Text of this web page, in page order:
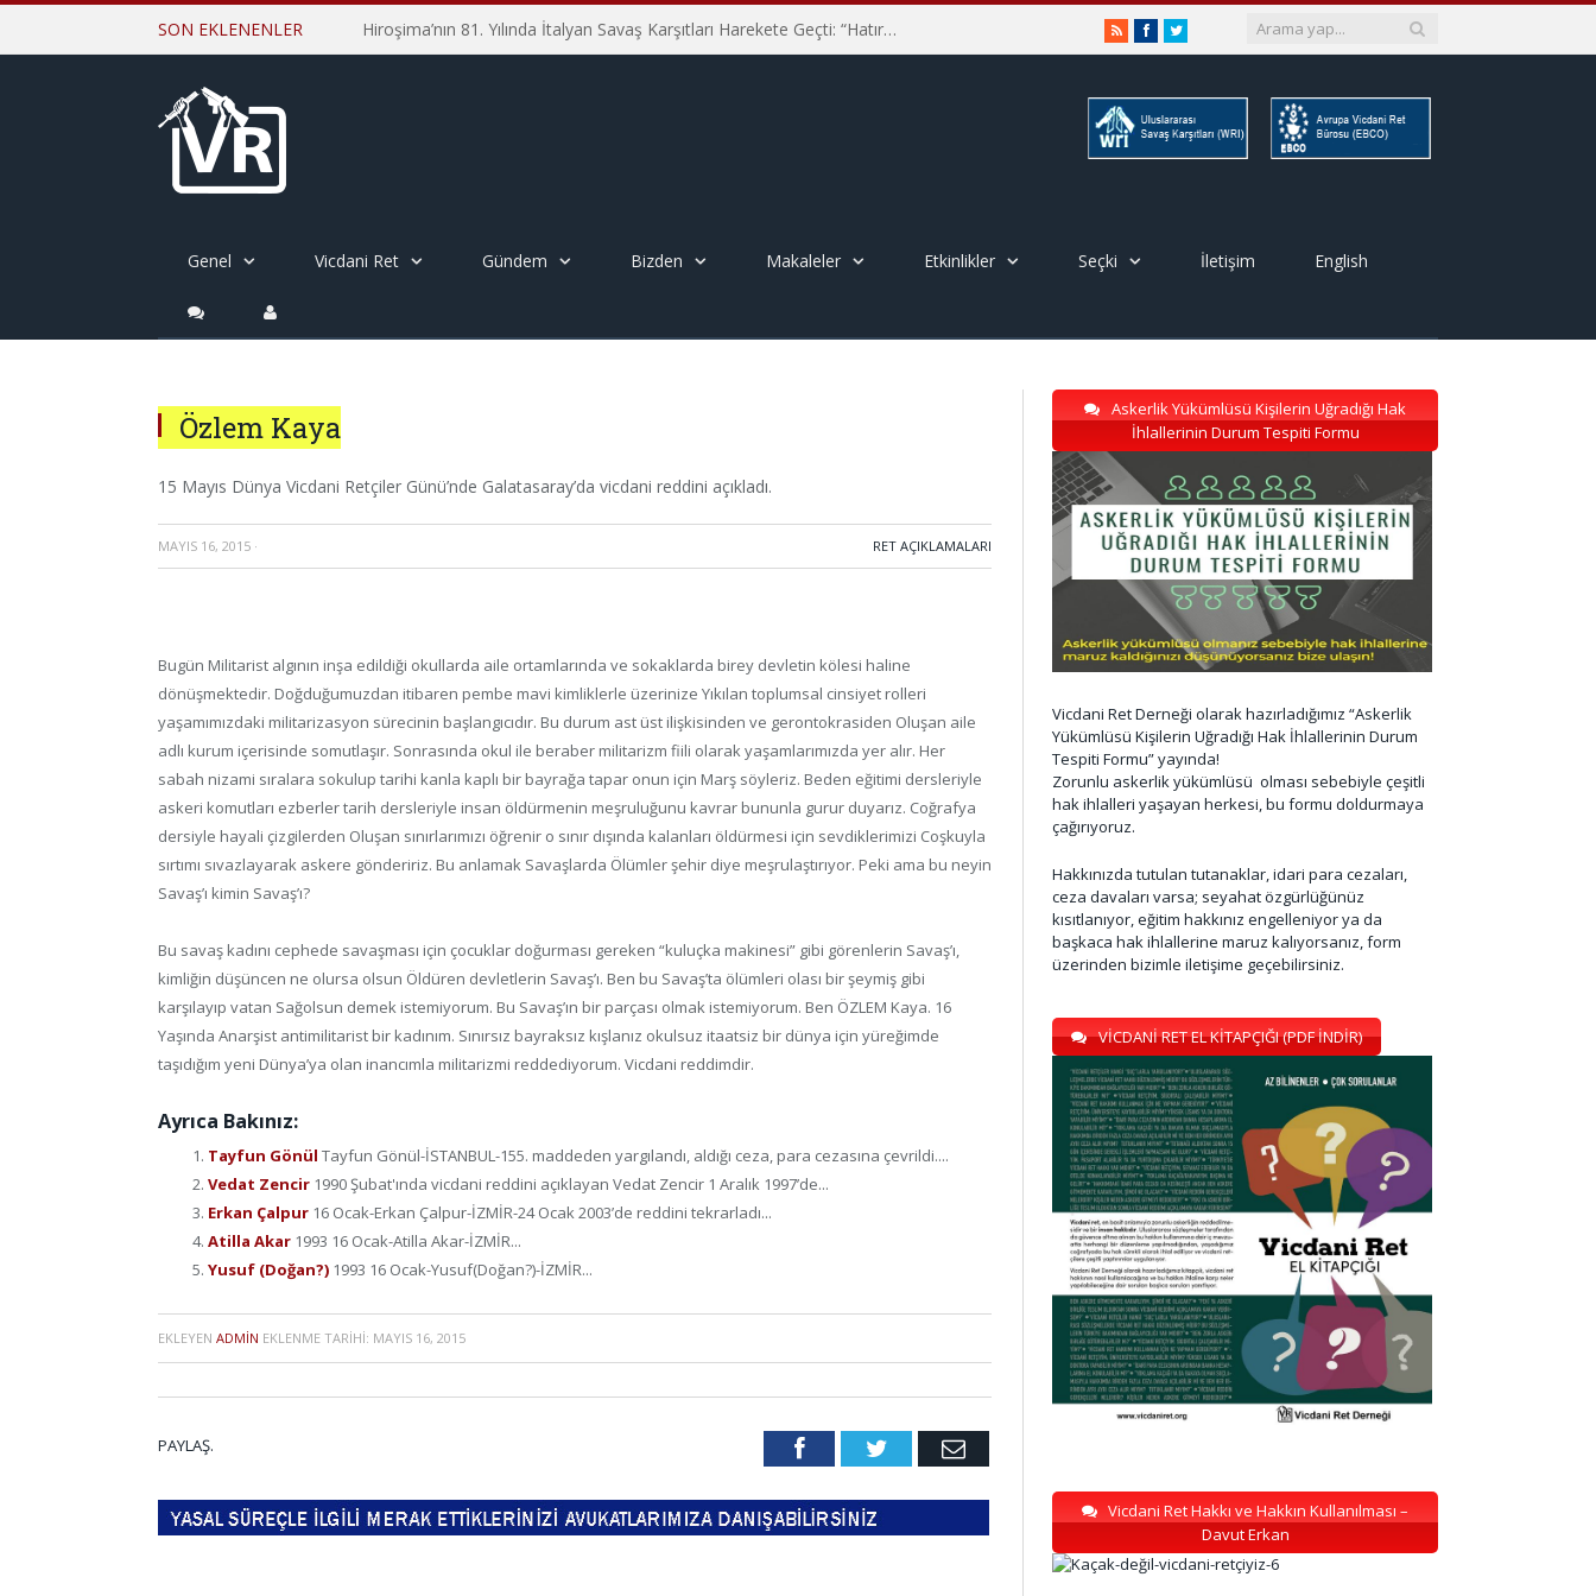
SON EKLENENLER Hiroşima’nın 81. Yılında İtalyan Savaş Karşıtları Harekete Geçti: “Hatırlamak yeterli değil” RSSFacebookTwitter
Genel Vicdani Ret Gündem Bizden Makaleler Etkinlikler Seçki İletişim English
Özlem Kaya
15 Mayıs Dünya Vicdani Retçiler Günü’nde Galatasaray’da vicdani reddini açıkladı.
MAYIS 16, 2015 · RET AÇIKLAMALARI
Bugün Militarist algının inşa edildiği okullarda aile ortamlarında ve sokaklarda birey devletin kölesi haline
dönüşmektedir. Doğduğumuzdan itibaren pembe mavi kimliklerle üzerinize Yıkılan toplumsal cinsiyet rolleri
yaşamımızdaki militarizasyon sürecinin başlangıcıdır. Bu durum ast üst ilişkisinden ve gerontokrasiden Oluşan aile
adlı kurum içerisinde somutlaşır. Sonrasında okul ile beraber militarizm fiili olarak yaşamlarımızda yer alır. Her
sabah nizami sıralara sokulup tarihi kanla kaplı bir bayrağa tapar onun için Marş söyleriz. Beden eğitimi dersleriyle
askeri komutları ezberler tarih dersleriyle insan öldürmenin meşruluğunu kavrar bununla gurur duyarız. Coğrafya
dersiyle hayali çizgilerden Oluşan sınırlarımızı öğrenir o sınır dışında kalanları öldürmesi için sevdiklerimizi Coşkuyla
sırtımı sıvazlayarak askere göndeririz. Bu anlamak Savaşlarda Ölümler şehir diye meşrulaştırıyor. Peki ama bu neyin
Savaş’ı kimin Savaş’ı?
Bu savaş kadını cephede savaşması için çocuklar doğurması gereken “kuluçka makinesi” gibi görenlerin Savaş’ı,
kimliğin düşüncen ne olursa olsun Öldüren devletlerin Savaş’ı. Ben bu Savaş’ta ölümleri olası bir şeymiş gibi
karşılayıp vatan Sağolsun demek istemiyorum. Bu Savaş’ın bir parçası olmak istemiyorum. Ben ÖZLEM Kaya. 16
Yaşında Anarşist antimilitarist bir kadınım. Sınırsız bayraksız kışlanız okulsuz itaatsiz bir dünya için yüreğimde
taşıdığım yeni Dünya’ya olan inancımla militarizmi reddediyorum. Vicdani reddimdir.
Ayrıca Bakınız:
Tayfun Gönül Tayfun Gönül-İSTANBUL-155. maddeden yargılandı, aldığı ceza, para cezasına çevrildi....
Vedat Zencir 1990 Şubat'ında vicdani reddini açıklayan Vedat Zencir 1 Aralık 1997’de...
Erkan Çalpur 16 Ocak-Erkan Çalpur-İZMİR-24 Ocak 2003’de reddini tekrarladı...
Atilla Akar 1993 16 Ocak-Atilla Akar-İZMİR...
Yusuf (Doğan?) 1993 16 Ocak-Yusuf(Doğan?)-İZMİR...
EKLEYEN ADMIN EKLENME TARIHI: MAYIS 16, 2015
PAYLAŞ. FacebookTwitter Email
Askerlik Yükümlüsü Kişilerin Uğradığı Hak
İhlallerinin Durum Tespiti Formu
Vicdani Ret Derneği olarak hazırladığımız “Askerlik
Yükümlüsü Kişilerin Uğradığı Hak İhlallerinin Durum
Tespiti Formu” yayında!
Zorunlu askerlik yükümlüsü olması sebebiyle çeşitli
hak ihlalleri yaşayan herkesi, bu formu doldurmaya
çağırıyoruz.
Hakkınızda tutulan tutanaklar, idari para cezaları,
ceza davaları varsa; seyahat özgürlüğünüz
kısıtlanıyor, eğitim hakkınız engelleniyor ya da
başkaca hak ihlallerine maruz kalıyorsanız, form
üzerinden bizimle iletişime geçebilirsiniz.
VİCDANİ RET EL KİTAPÇIĞI (PDF İNDİR)
Vicdani Ret Hakkı ve Hakkın Kullanılması –
Davut Erkan